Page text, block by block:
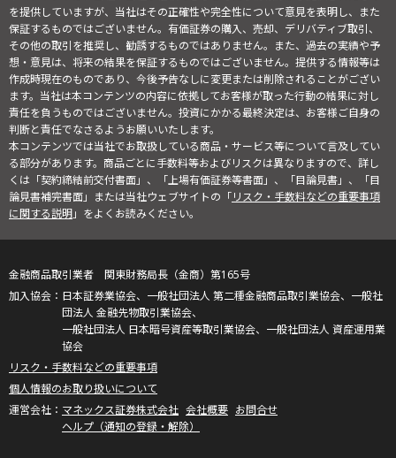
を提供していますが、当社はその正確性や完全性について意見を表明し、また
保証するものではございません。有価証券の購入、売却、デリバティブ取引、
その他の取引を推奨し、勧誘するものではありません。また、過去の実績や予
想・意見は、将来の結果を保証するものではございません。提供する情報等は
作成時現在のものであり、今後予告なしに変更または削除されることがござい
ます。当社は本コンテンツの内容に依拠してお客様が取った行動の結果に対し
責任を負うものではございません。投資にかかる最終決定は、お客様ご自身の
判断と責任でなさるようお願いいたします。
本コンテンツでは当社でお取扱している商品・サービス等について言及してい
る部分があります。商品ごとに手数料等およびリスクは異なりますので、詳し
くは「契約締結前交付書面」、「上場有価証券等書面」、「目論見書」、「目
論見書補完書面」または当社ウェブサイトの「リスク・手数料などの重要事項
に関する説明」をよくお読みください。
金融商品取引業者 関東財務局長（金商）第165号
日本証券業協会、一般社団法人 第二種金融商品取引業協会、一般社
団法人 金融先物取引業協会、
一般社団法人 日本暗号資産等取引業協会、一般社団法人 資産運用業
協会
リスク・手数料などの重要事項
個人情報のお取り扱いについて
マネックス証券株式会社 会社概要 お問合せ
ヘルプ（通知の登録・解除）